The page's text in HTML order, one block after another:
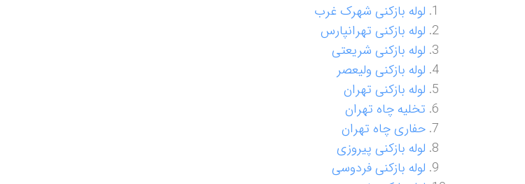
لوله بازکنی شهرک غرب
لوله بازکنی تهرانپارس
لوله بازکنی شریعتی
لوله بازکنی ولیعصر
لوله بازکنی تهران
تخلیه چاه تهران
حفاری چاه تهران
لوله بازکنی پیروزی
لوله بازکنی فردوسی